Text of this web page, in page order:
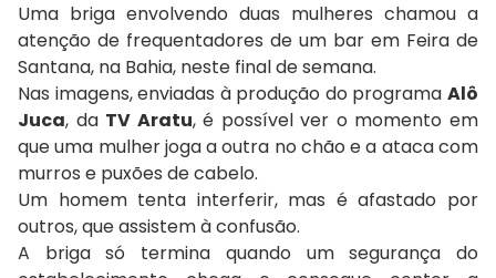
Uma briga envolvendo duas mulheres chamou a
atenção de frequentadores de um bar em Feira de
Santana, na Bahia, neste final de semana.
Nas imagens, enviadas à produção do programa Alô
Juca, da TV Aratu, é possível ver o momento em
que uma mulher joga a outra no chão e a ataca com
murros e puxões de cabelo.
Um homem tenta interferir, mas é afastado por
outros, que assistem à confusão.
A briga só termina quando um segurança do